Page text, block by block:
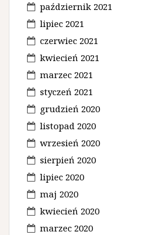
październik 2021
lipiec 2021
czerwiec 2021
kwiecień 2021
marzec 2021
styczeń 2021
grudzień 2020
listopad 2020
wrzesień 2020
sierpień 2020
lipiec 2020
maj 2020
kwiecień 2020
marzec 2020